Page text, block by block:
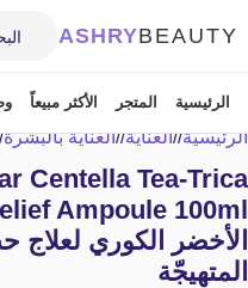
ASHRYBEAUTY
الرئيسية المتجر الأكثر مبيعاً
الرئيسية/ العناية/ العناية بالبشرة/
Centella Tea-Trica
الأخضر الكوري لعلاج
المتهيجّة